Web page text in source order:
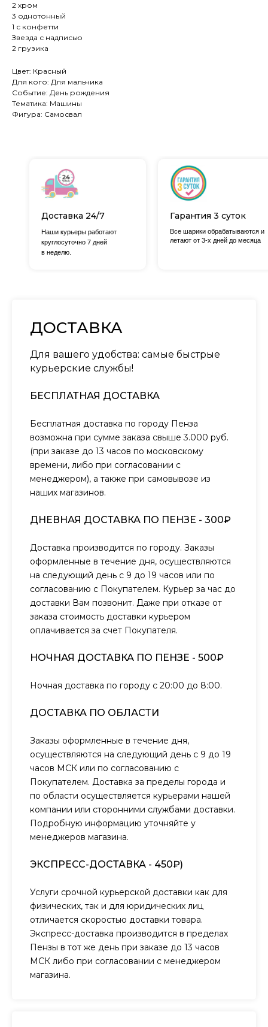
2 хром
3 однотонный
1 с конфетти
Звезда с надписью
2 грузика
Цвет: Красный
Для кого: Для мальчика
Событие: День рождения
Тематика: Машины
Фигура: Самосвал
Доставка 24/7
Все шарики обрабатываются и
летают от 3-х дней до месяца
Наши курьеры работают
круглосуточно 7 дней
в неделю.
Гарантия 3 суток
ДОСТАВКА
Для вашего удобства: самые быстрые
курьерские службы!
БЕСПЛАТНАЯ ДОСТАВКА
Бесплатная доставка по городу Пенза
возможна при сумме заказа свыше 3.000 руб.
(при заказе до 13 часов по московскому
времени, либо при согласовании с
менеджером), а также при самовывозе из
наших магазинов.
ДНЕВНАЯ ДОСТАВКА ПО ПЕНЗЕ - 300₽
Доставка производится по городу. Заказы
оформленные в течение дня, осуществляются
на следующий день с 9 до 19 часов или по
согласованию с Покупателем. Курьер за час до
доставки Вам позвонит. Даже при отказе от
заказа стоимость доставки курьером
оплачивается за счет Покупателя.
НОЧНАЯ ДОСТАВКА ПО ПЕНЗЕ - 500₽
Ночная доставка по городу с 20:00 до 8:00.
ДОСТАВКА ПО ОБЛАСТИ
Заказы оформленные в течение дня,
осуществляются на следующий день с 9 до 19
часов МСК или по согласованию с
Покупателем. Доставка за пределы города и
по области осуществляется курьерами нашей
компании или сторонними службами доставки.
Подробную информацию уточняйте у
менеджеров магазина.
ЭКСПРЕСС-ДОСТАВКА - 450₽)
Услуги срочной курьерской доставки как для
физических, так и для юридических лиц
отличается скоростью доставки товара.
Экспресс-доставка производится в пределах
Пензы в тот же день при заказе до 13 часов
МСК либо при согласовании с менеджером
магазина.